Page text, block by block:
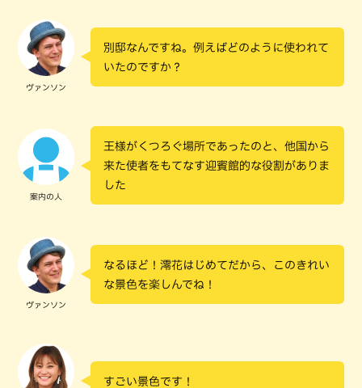
ヴァンソン
別邸なんですね。例えばどのように使われて
いたのですか？
案内の人
王様がくつろぐ場所であったのと、他国から
来た使者をもてなす迎賓館的な役割がありま
した
ヴァンソン
なるほど！澪花はじめてだから、このきれい
な景色を楽しんでね！
すごい景色です！